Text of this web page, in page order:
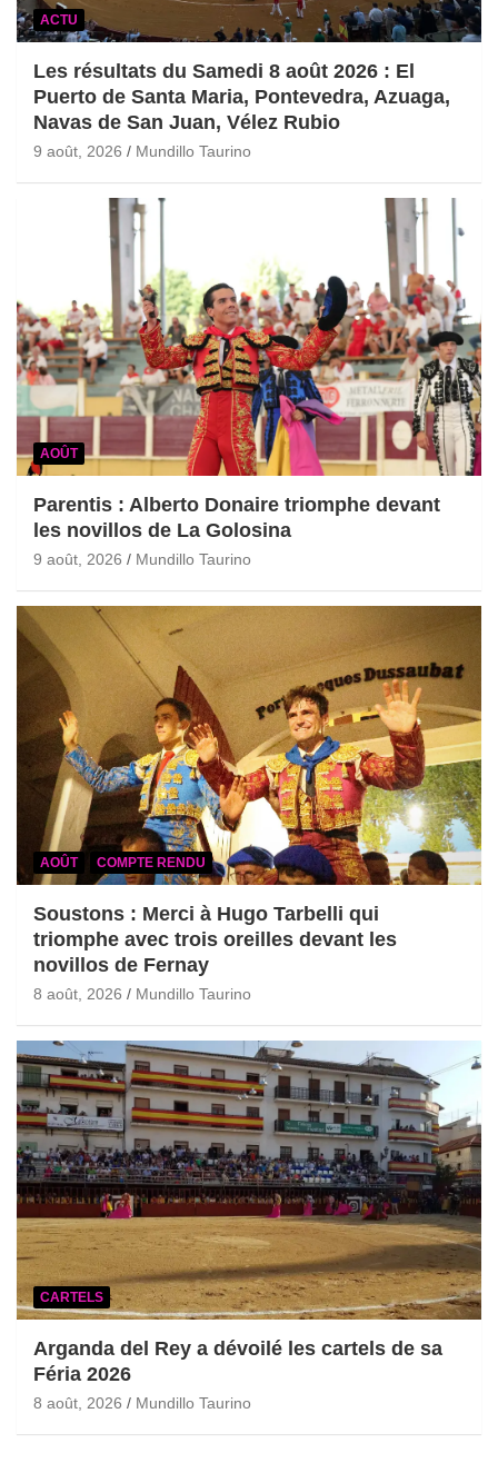
ACTU
Les résultats du Samedi 8 août 2026 : El
Puerto de Santa Maria, Pontevedra, Azuaga,
Navas de San Juan, Vélez Rubio
9 août, 2026 Mundillo Taurino
AOÛT
Parentis : Alberto Donaire triomphe devant
les novillos de La Golosina
9 août, 2026 Mundillo Taurino
AOÛT COMPTE RENDU
Soustons : Merci à Hugo Tarbelli qui
triomphe avec trois oreilles devant les
novillos de Fernay
8 août, 2026 Mundillo Taurino
CARTELS
Arganda del Rey a dévoilé les cartels de sa
Féria 2026
8 août, 2026 Mundillo Taurino